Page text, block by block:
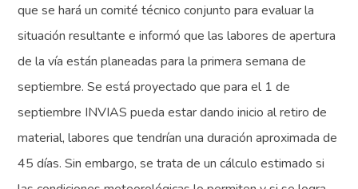
que se hará un comité técnico conjunto para evaluar la
situación resultante e informó que las labores de apertura
de la vía están planeadas para la primera semana de
septiembre. Se está proyectado que para el 1 de
septiembre INVIAS pueda estar dando inicio al retiro de
material, labores que tendrían una duración aproximada de
45 días. Sin embargo, se trata de un cálculo estimado si